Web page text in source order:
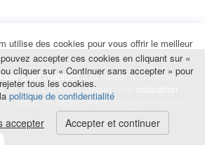
chez l'habitantà la nuitée, à la semaine,
de courts et longs séjours, une
stage, un déplacement professionnel, une
utilise des cookies pour vous offrir le meilleur
accepter ces cookies en cliquant sur «
cliquer sur « Continuer sans accepter » pour
rejeter tous les cookies.
politique de confidentialité
accepter Accepter et continuer